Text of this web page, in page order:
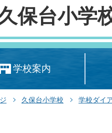
保台小学
学校案内
久保台小学校 学校ダイ